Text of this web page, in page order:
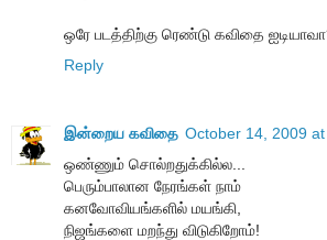
ஒரே படத்திற்கு ரெண்டு கவிதை
Reply
இன்றைய கவிதை October 14, 2009 at
ஒண்ணும் சொல்றதுக்கில்ல...
பெரும்பாலான நேரங்கள் நாம்
கனவோவியங்களில் மயங்கி,
நிஜங்களை மறந்து விடுகிறோம்!